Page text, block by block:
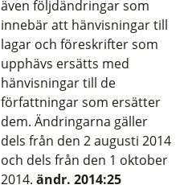
även följdändringar som
innebär att hänvisningar till
lagar och föreskrifter som
upphävs ersätts med
hänvisningar till de
författningar som ersätter
dem. Ändringarna gäller
dels från den 2 augusti 2014
och dels från den 1 oktober
2014.ändr. 2014:25